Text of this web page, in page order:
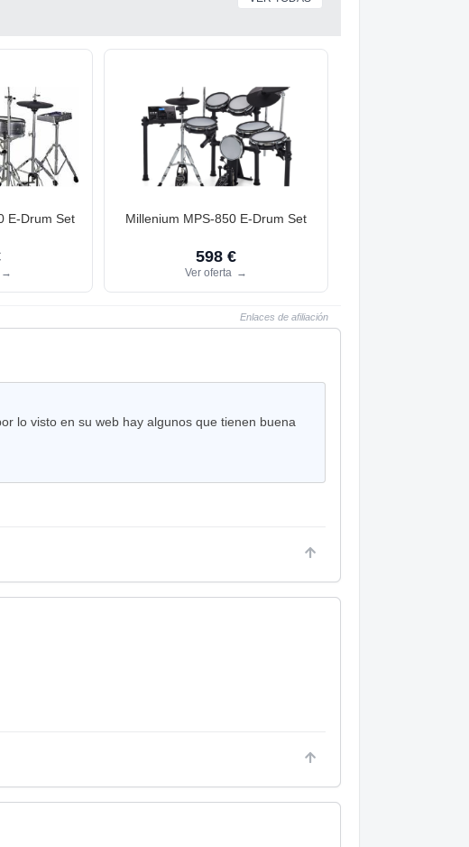
E-Drum Set
→
Millenium MPS-850 E-Drum Set
598 €
Ver oferta →
Enlaces de afiliación
lo visto en su web hay algunos que tienen buena